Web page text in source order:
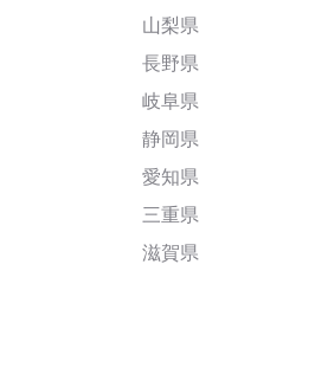
山梨県
長野県
岐阜県
静岡県
愛知県
三重県
滋賀県